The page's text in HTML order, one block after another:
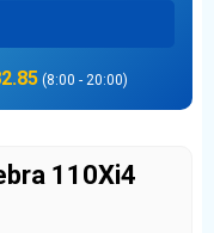
(8:00 - 20:00)
110Xi4